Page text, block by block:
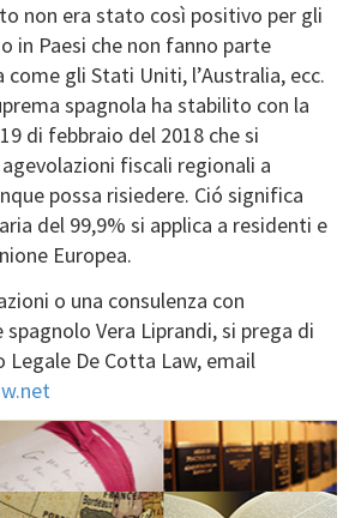
non era stato così positivo per gli
in Paesi che non fanno parte
come gli Stati Uniti, l’Australia, ecc.
spagnola ha stabilito con la
di febbraio del 2018 che si
fiscali regionali a
possa risiedere. Ció significa
del 99,9% si applica a residenti e
Europea.
o una consulenza con
Vera Liprandi, si prega di
De Cotta Law, email